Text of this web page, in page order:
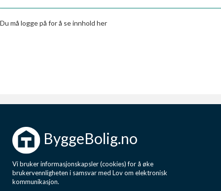
Boligmappa+
Få mer ut av Boligmappa
Du må logge på for å se innhold her
ByggeBolig.no
Vi bruker informasjonskapsler (cookies) for å øke
brukervennligheten i samsvar med Lov om elektronisk
kommunikasjon.